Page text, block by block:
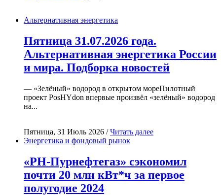
Альтернативная энергетика
Пятница 31.07.2026 года.
Альтернативная энергетика России
и мира. Подборка новостей
— «Зелёный» водород в открытом мореПилотный
проект PosHYdon впервые произвёл «зелёный» водород
на...
Пятница, 31 Июль 2026 /Читать далее
Энергетика и фондовый рынок
«РН-Пурнефтегаз» сэкономил
почти 20 млн кВт*ч за первое
полугодие 2024